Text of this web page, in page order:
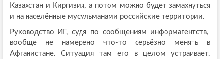
Казахстан и Киргизия, а потом можно будет замахнуться
и на населённые мусульманами российские территории.
Руководство ИГ, судя по сообщениям информагентств,
вообще не намерено что-то серьёзно менять в
Афганистане. Ситуация там его в целом устраивает.